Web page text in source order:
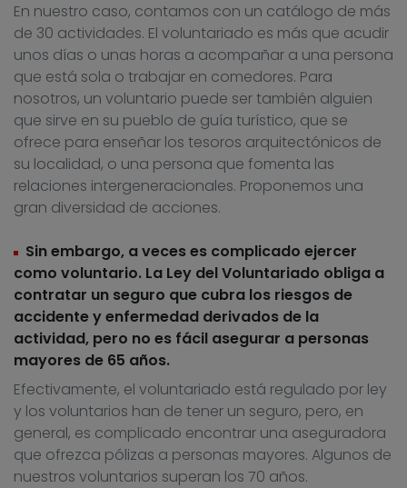
En nuestro caso, contamos con un catálogo de más
de 30 actividades. El voluntariado es más que acudir
unos días o unas horas a acompañar a una persona
que está sola o trabajar en comedores. Para
nosotros, un voluntario puede ser también alguien
que sirve en su pueblo de guía turístico, que se
ofrece para enseñar los tesoros arquitectónicos de
su localidad, o una persona que fomenta las
relaciones intergeneracionales. Proponemos una
gran diversidad de acciones.
Sin embargo, a veces es complicado ejercer
como voluntario. La Ley del Voluntariado obliga a
contratar un seguro que cubra los riesgos de
accidente y enfermedad derivados de la
actividad, pero no es fácil asegurar a personas
mayores de 65 años.
Efectivamente, el voluntariado está regulado por ley
y los voluntarios han de tener un seguro, pero, en
general, es complicado encontrar una aseguradora
que ofrezca pólizas a personas mayores. Algunos de
nuestros voluntarios superan los 70 años.